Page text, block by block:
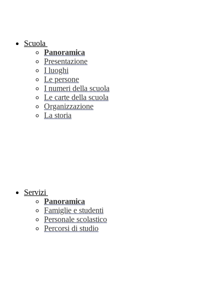
Scuola
Panoramica
Presentazione
I luoghi
Le persone
I numeri della scuola
Le carte della scuola
Organizzazione
La storia
Servizi
Panoramica
Famiglie e studenti
Personale scolastico
Percorsi di studio